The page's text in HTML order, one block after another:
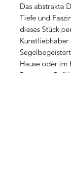
Das abstrakte
Tiefe und
dieses Stück
Kunstliebhaber
Hause oder im
Raum ein